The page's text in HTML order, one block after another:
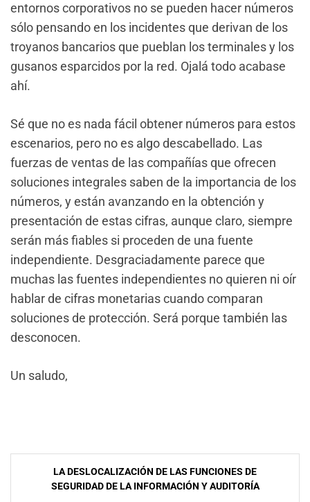
entornos corporativos no se pueden hacer números
sólo pensando en los incidentes que derivan de los
troyanos bancarios que pueblan los terminales y los
gusanos esparcidos por la red. Ojalá todo acabase
ahí.
Sé que no es nada fácil obtener números para estos
escenarios, pero no es algo descabellado. Las
fuerzas de ventas de las compañías que ofrecen
soluciones integrales saben de la importancia de los
números, y están avanzando en la obtención y
presentación de estas cifras, aunque claro, siempre
serán más fiables si proceden de una fuente
independiente. Desgraciadamente parece que
muchas las fuentes independientes no quieren ni oír
hablar de cifras monetarias cuando comparan
soluciones de protección. Será porque también las
desconocen.
Un saludo,
NavegaciÃ³n
LA DESLOCALIZACIÓN DE LAS FUNCIONES DE
SEGURIDAD DE LA INFORMACIÓN Y AUDITORÍA